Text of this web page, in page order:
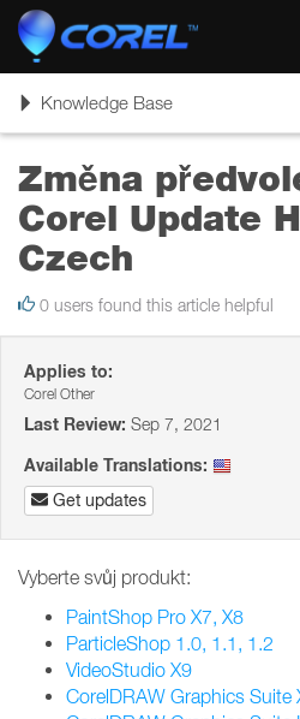
ToggleKnowledge Base
Změna
Corel Update
Czech
0 users found this article helpful
Applies to:
Corel Other
Last Review: Sep 7, 2021
Available Translations:
Get updates
Vyberte svůj produkt:
PaintShop Pro X7, X8
ParticleShop 1.0, 1.1, 1.2
VideoStudio X9
CorelDRAW Graphics Suite